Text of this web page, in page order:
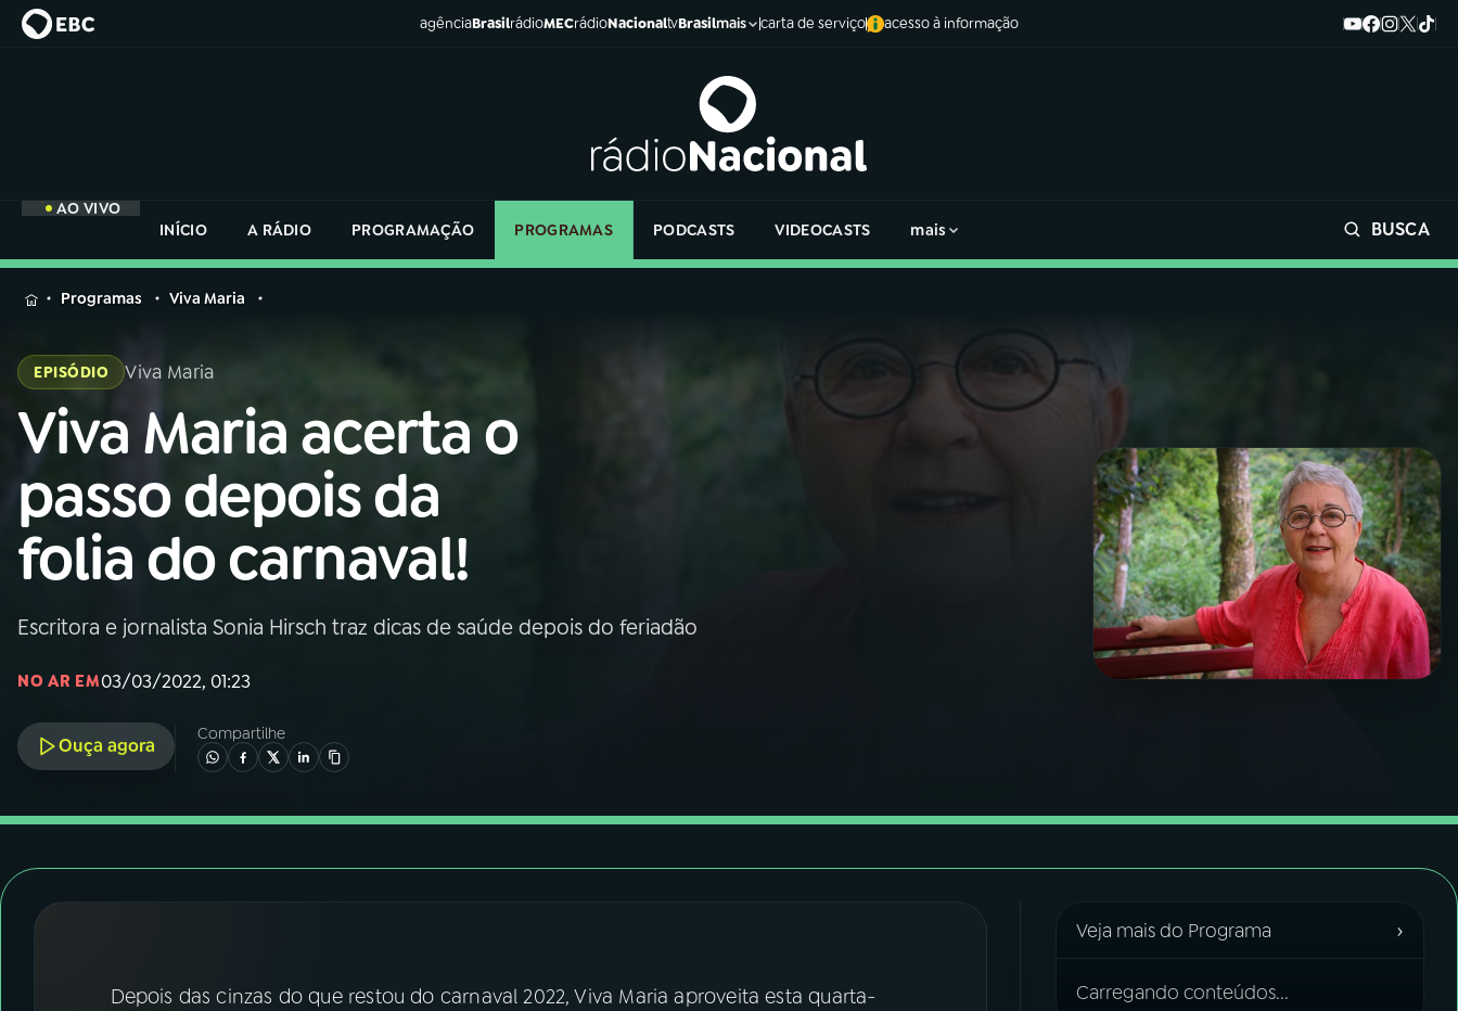
agênciaBrasilrádioMECrádioNacionaltvBrasilmais carta de serviço acesso à informação
AO VIVO
INÍCIO
A RÁDIO PROGRAMAÇÃO PROGRAMAS PODCASTS VIDEOCASTS mais BUSCA
MENU
Buscar
na
Rádio
Nacional
AO VIVO
INÍCIO
A RÁDIO
03PROGRAMAÇÃO
PROGRAMAS
na
Rádio
Nacional
Programas Viva Maria
EPISÓDIO Viva Maria
Viva Maria acerta o
passo depois da
folia do carnaval!
Escritora e jornalista Sonia Hirsch traz dicas de saúde depois do feriadão
NO AR EM03/03/2022, 01:23
Ouça agora
Compartilhe
Depois das cinzas do que restou do carnaval 2022, Viva Maria aproveita esta quarta-
Veja mais do Programa ›
Carregando conteúdos...